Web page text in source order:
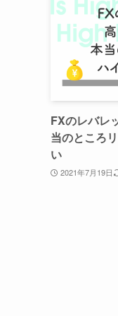
FXのレバレ
当のところ
い
2021年7月19日